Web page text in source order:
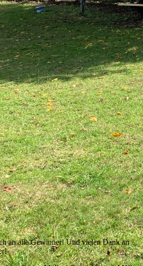
an alle Gewinner! Und vielen Dank an